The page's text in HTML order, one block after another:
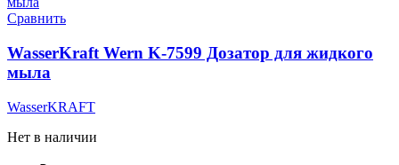
Сравнить
WasserKraft Wern K-7599 Дозатор для жидкого
мыла
WasserKRAFT
Нет в наличии